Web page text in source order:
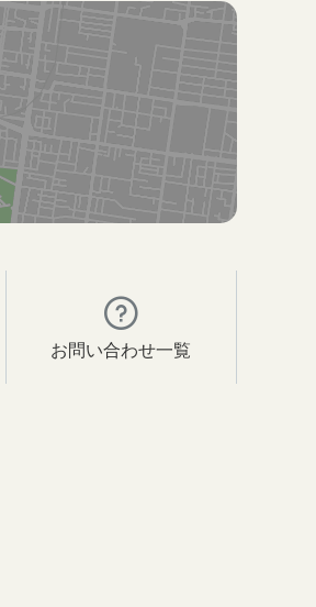
お問い合わせ一覧